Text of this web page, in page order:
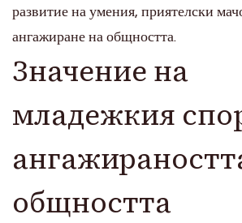
развитие на умения, приятелски
ангажиране на общността.
Значение на
младежкия
общността